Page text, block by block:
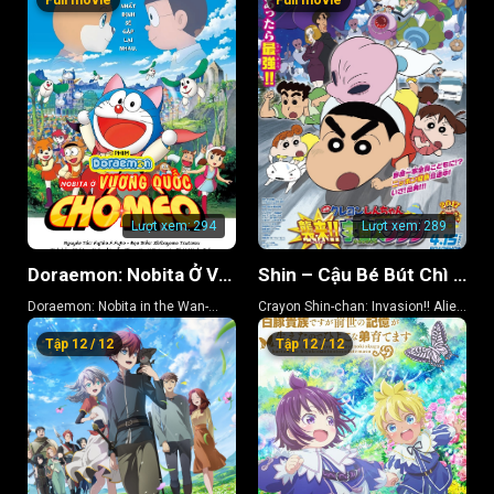
Lượt xem:294
Doraemon: Nobita Ở Vương Quốc Chó Mèo
Doraemon: Nobita in the Wan-
Nyan Spacetime Odyssey
Lượt xem: 289
Shin – Cậu Bé Bút Chì 25
Crayon Shin-chan: Invasion!! Alien
Shiriri
Tập 12 / 12 Tập 12 / 12